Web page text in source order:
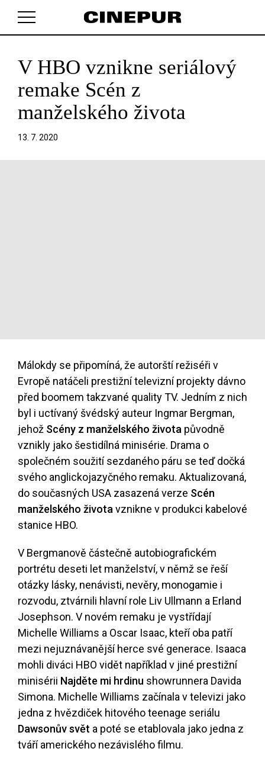
V košíku zatím nemáte žádné položky.
V HBO vznikne seriálový
remake Scén z
manželského života
13. 7. 2020
Málokdy se připomíná, že autorští režiséři v
Evropě natáčeli prestižní televizní projekty dávno
před boomem takzvané quality TV. Jedním z nich
byl i uctívaný švédský auteur Ingmar Bergman,
jehož Scény z manželského života původně
vznikly jako šestidílná minisérie. Drama o
společném soužití sezdaného páru se teď dočká
svého anglickojazyčného remaku. Aktualizovaná,
do současných USA zasazená verze Scén
manželského životavznikne v produkci kabelové
stanice HBO.
V Bergmanově částečně autobiografickém
portrétu deseti let manželství, v němž se řeší
otázky lásky, nenávisti, nevěry, monogamie i
rozvodu, ztvárnili hlavní role Liv Ullmann a Erland
Josephson. V novém remaku je vystřídají
Michelle Williams a Oscar Isaac, kteří oba patří
mezi nejuznávanější herce své generace. Isaaca
mohli diváci HBO vidět například v jiné prestižní
minisérii Najděte mi hrdinu showrunnera Davida
Simona. Michelle Williams začínala v televizi jako
jedna z hvězdiček hitového teenage seriálu
Dawsonův svět a poté se etablovala jako jedna z
tváří amerického nezávislého filmu.